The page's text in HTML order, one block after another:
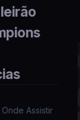
Onde Assistir